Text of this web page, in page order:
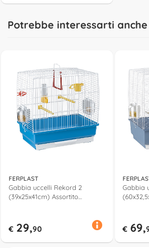
Potrebbe interessarti anche
FERPLAST
Gabbia uccelli Rekord 2
(39x25x41cm) Assortito
€ 29,90
Gabbia
€ 69,